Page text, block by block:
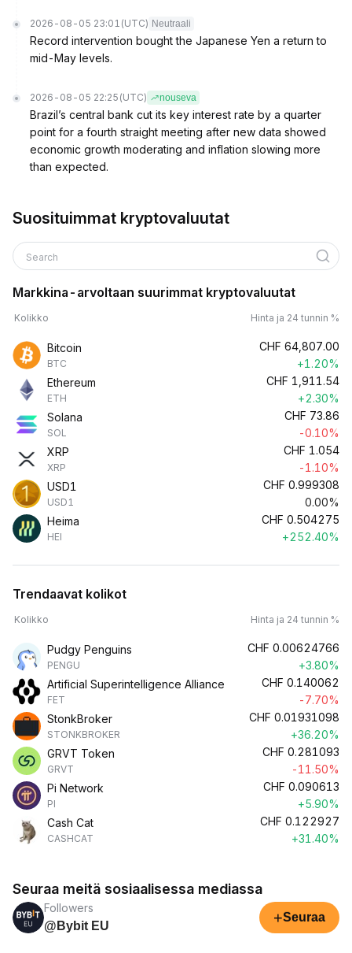
2026-08-05 23:01 (UTC) Neutraali
Record intervention bought the Japanese Yen a return to
mid-May levels.
2026-08-05 22:25 (UTC) nouseva
Brazil’s central bank cut its key interest rate by a quarter
point for a fourth straight meeting after new data showed
economic growth moderating and inflation slowing more
than expected.
Suosituimmat kryptovaluutat
Search
Markkina-arvoltaan suurimmat kryptovaluutat
Kolikko Hinta ja 24 tunnin %
Bitcoin
BTC
CHF 64,807.00
+1.20%
Ethereum
ETH
CHF 1,911.54
+2.30%
Solana
SOL
CHF 73.86
-0.10%
XRP
XRP
CHF 1.054
-1.10%
USD1
USD1
CHF 0.999308
0.00%
Heima
HEI
CHF 0.504275
+252.40%
Trendaavat kolikot
Kolikko Hinta ja 24 tunnin %
Pudgy Penguins
PENGU
CHF 0.00624766
+3.80%
Artificial Superintelligence Alliance
FET
CHF 0.140062
-7.70%
StonkBroker
STONKBROKER
CHF 0.01931098
+36.20%
GRVT Token
GRVT
CHF 0.281093
-11.50%
Pi Network
PI
CHF 0.090613
+5.90%
Cash Cat
CASHCAT
CHF 0.122927
+31.40%
Seuraa meitä sosiaalisessa mediassa
Followers
@Bybit EU
+Seuraa